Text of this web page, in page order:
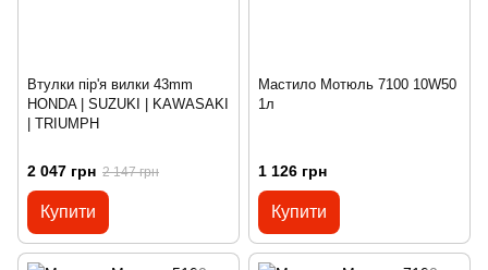
Втулки пір'я вилки 43mm
HONDA | SUZUKI | KAWASAKI
| TRIUMPH
2 047 грн 2 147 грн
Купити
Мастило Мотюль 7100 10W50
1л
1 126 грн
Купити